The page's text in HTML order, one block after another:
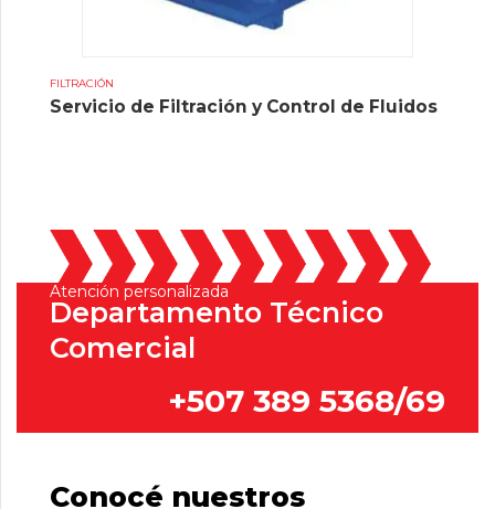
FILTRACIÓN
Servicio de Filtración y Control de Fluidos
Atención personalizada
Departamento Técnico
Comercial
+507 389 5368/69
Conocé nuestros